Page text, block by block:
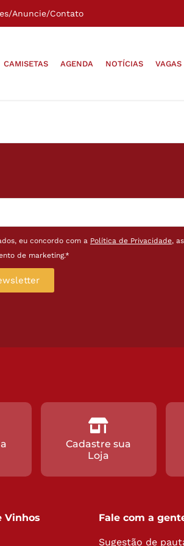
/Anuncie/Contato
CAMISETAS AGENDA NOTÍCIAS VAGAS
eu concordo com a Política de Privacidade,
de marketing.*
Cadastre sua
Loja
Vinhos Fale com a
Sugestão de